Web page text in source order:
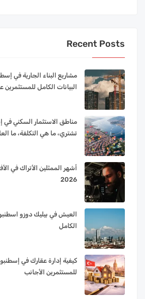
Recent Posts
البيانات الكامل للمستثمرين
تشتري، ما هي التكلفة، ما
أشهر الممثلين الأتراك في
2026
الكامل
كيفية إدارة عقارك في
للمستثمرين الأجانب